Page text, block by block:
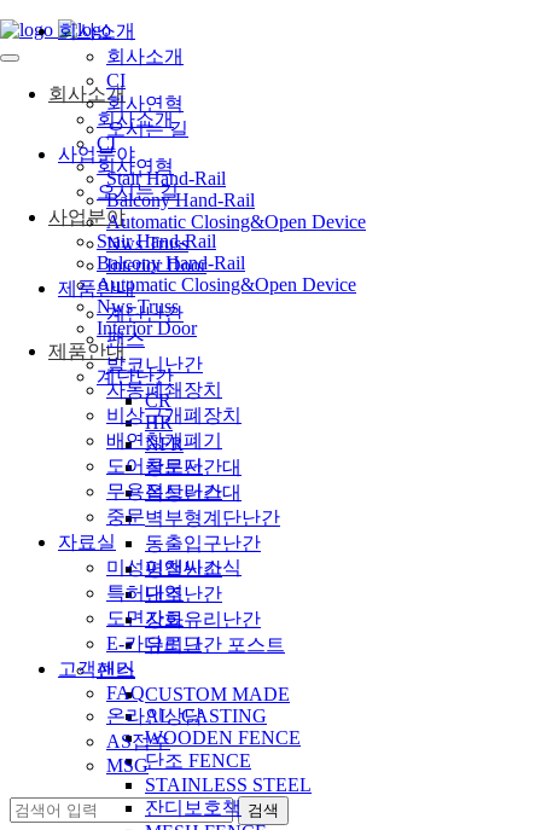
회사소개
회사소개
CI
회사연혁
오시는 길
사업분야
Stair Hand-Rail
Balcony Hand-Rail
Automatic Closing&Open Device
Nws Truss
Interior Door
제품안내
계단난간
CR
HR
NFR
창문난간대
옥상난간대
벽부형계단난간
동출입구난간
평철난간
단조난간
강화유리난간
유리난간 포스트
팬스
CUSTOM MADE
AL_CASTING
WOODEN FENCE
단조 FENCE
STAINLESS STEEL
잔디보호책
회사소개
회사소개
CI
회사연혁
오시는 길
사업분야
Stair Hand-Rail
Balcony Hand-Rail
Automatic Closing&Open Device
Nws Truss
Interior Door
제품안내
계단난간
팬스
발코니난간
자동폐쇄장치
비상구개폐장치
배연창개폐기
도어클로저
무용접트러스
중문
자료실
미성이앤씨소식
특허내역
도면자료
E-카다로그
고객센터
FAQ
온라인상담
AS접수
MSG